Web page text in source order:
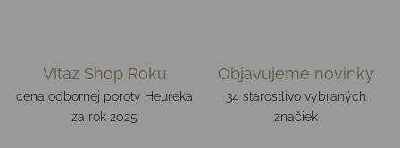
Víťaz Shop Roku
cena odbornej poroty Heureka
za rok 2025
Objavujeme novinky
34 starostlivo vybraných
značiek